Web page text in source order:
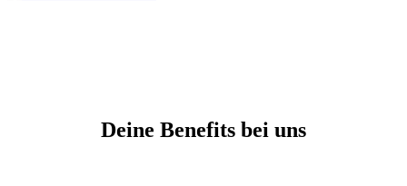
Deine Benefits bei uns